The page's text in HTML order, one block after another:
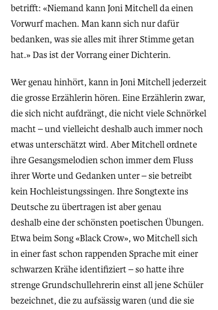
betrifft: «Niemand kann Joni Mitchell da einen
Vorwurf machen. Man kann sich nur dafür
bedanken, was sie alles mit ihrer Stimme getan
hat.» Das ist der Vorrang einer Dichterin.
Wer genau hinhört, kann in Joni Mitchell jederzeit
die grosse Erzählerin hören. Eine Erzählerin zwar,
die sich nicht aufdrängt, die nicht viele Schnörkel
macht – und vielleicht deshalb auch immer noch
etwas unterschätzt wird. Aber Mitchell ordnete
ihre Gesangsmelodien schon immer dem Fluss
ihrer Worte und Gedanken unter – sie betreibt
kein Hochleistungssingen. Ihre Songtexte ins
Deutsche zu übertragen ist aber genau
deshalb eine der schönsten poetischen Übungen.
Etwa beim Song «Black Crow», wo Mitchell sich
in einer fast schon rappenden Sprache mit einer
schwarzen Krähe identifiziert – so hatte ihre
strenge Grundschullehrerin einst all jene Schüler
bezeichnet, die zu aufsässig waren (und die sie